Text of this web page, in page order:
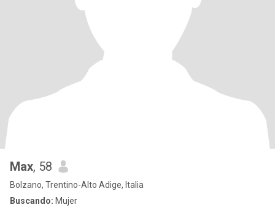
Max, 58
Bolzano, Trentino-Alto Adige, Italia
Buscando: Mujer